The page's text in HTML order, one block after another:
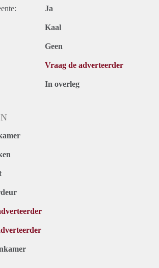
Ja
Kaal
Geen
Vraag de adverteerder
In overleg